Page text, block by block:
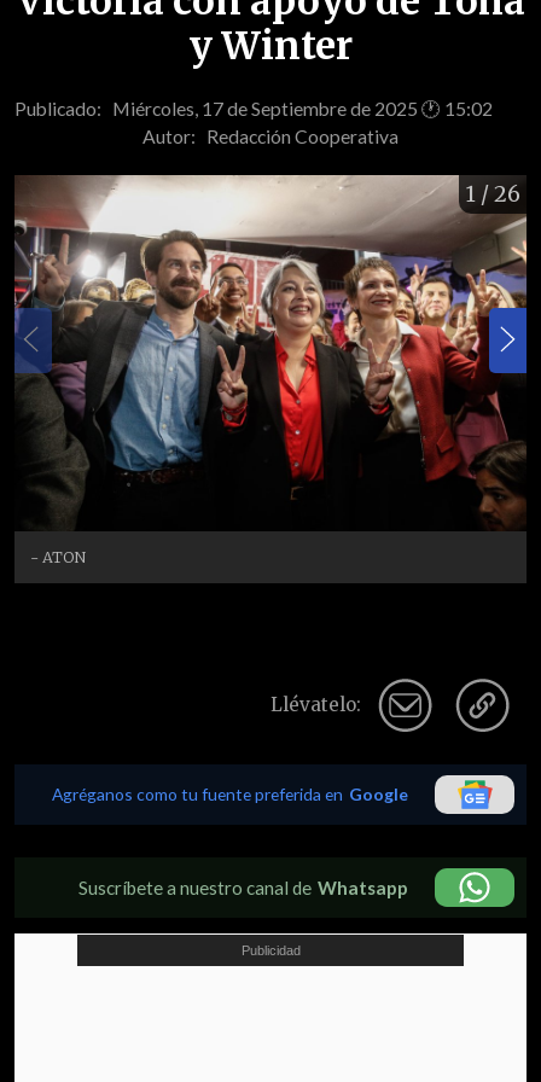
y Winter
Publicado: Miércoles, 17 de Septiembre de 2025 🕐 15:02
Autor: Redacción Cooperativa
1 / 26
- ATON
Llévatelo:
Agréganos como tu fuente preferida en Google
Suscríbete a nuestro canal de Whatsapp